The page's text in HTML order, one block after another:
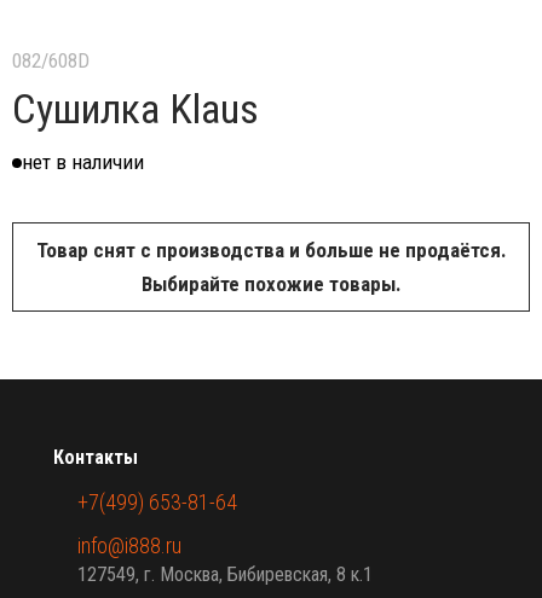
082/608D
Сушилка Klaus
нет в наличии
Товар снят с производства и больше не продаётся.
Выбирайте похожие товары.
Контакты
+7(499) 653-81-64
info@i888.ru
127549, г. Москва, Бибиревская, 8 к.1